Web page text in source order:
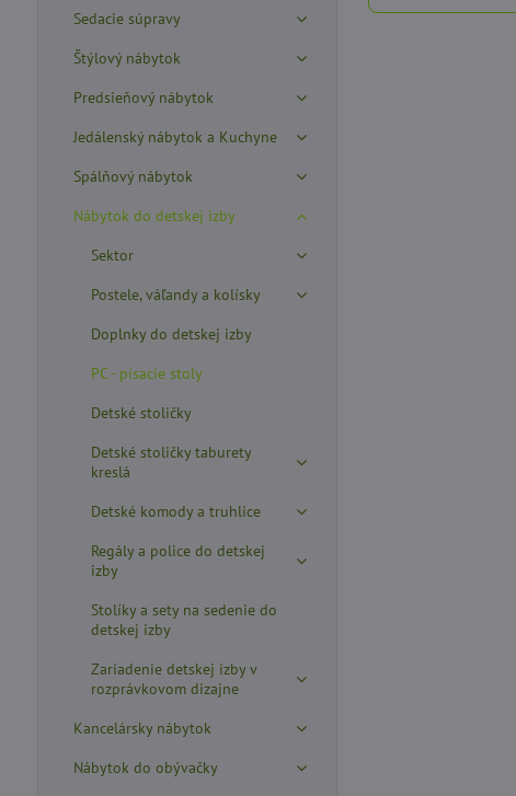
Sedacie súpravy
Štýlový nábytok
Predsieňový nábytok
Jedálenský nábytok a Kuchyne
Spálňový nábytok
Nábytok do detskej izby
Sektor
Postele, váľandy a kolísky
Doplnky do detskej izby
PC - písacie stoly
Detské stoličky
Detské stoličky taburety
kreslá
Detské komody a truhlice
Regály a police do detskej
izby
Stolíky a sety na sedenie do
detskej izby
Zariadenie detskej izby v
rozprávkovom dizajne
Kancelársky nábytok
Nábytok do obývačky